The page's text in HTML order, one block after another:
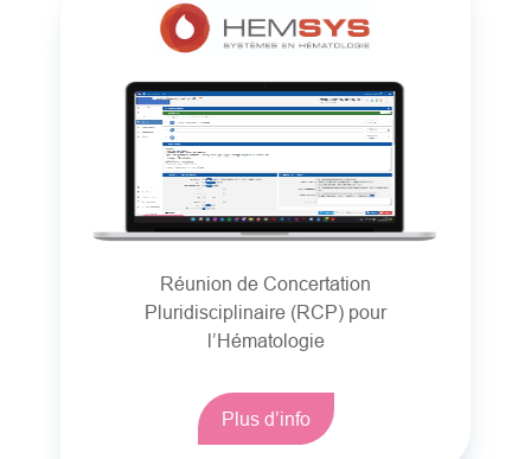
Réunion de Concertation
Pluridisciplinaire (RCP) pour
l’Hématologie
Plus d’info